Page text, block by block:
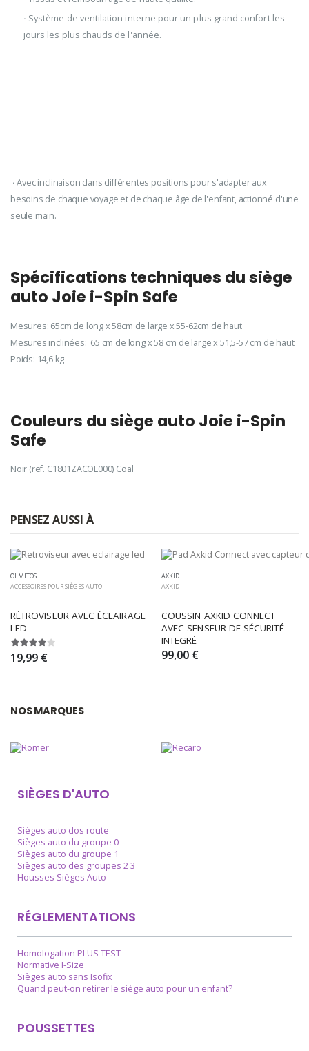
· Système de ventilation interne pour un plus grand confort les
jours les plus chauds de l'année.
·Avec inclinaison dans différentes positions pour s'adapter aux
besoins de chaque voyage et de chaque âge de l'enfant, actionné d'une
seule main.
Spécifications techniques du siège
auto Joie i-Spin Safe
Mesures: 65cm de long x 58cm de large x 55-62cm de haut
Mesures inclinées: 65 cm de long x 58 cm de large x 51,5-57 cm de haut
Poids: 14,6 kg
Couleurs du siège auto Joie i-Spin
Safe
Noir (ref. C1801ZACOL000) Coal
PENSEZ AUSSI À
OLMITOS
ACCESSOIRES POUR SIÈGES AUTO
RÉTROVISEUR AVEC ÉCLAIRAGE
LED
19,99 €
AXKID
AXKID
COUSSIN AXKID CONNECT
AVEC SENSEUR DE SÉCURITÉ
INTEGRÉ
99,00 €
NOS MARQUES
SIÈGES D'AUTO
Sièges auto dos route
Sièges auto du groupe 0
Sièges auto du groupe 1
Sièges auto des groupes 2 3
Housses Sièges Auto
RÉGLEMENTATIONS
Homologation PLUS TEST
Normative I-Size
Sièges auto sans Isofix
Quand peut-on retirer le siège auto pour un enfant?
POUSSETTES